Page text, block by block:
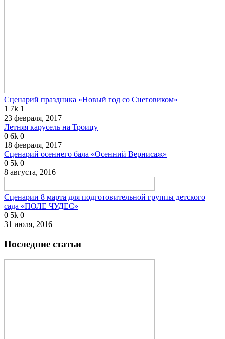
Сценарий праздника «Новый год со Снеговиком»
1 7k 1
23 февраля, 2017
Летняя карусель на Троицу
0 6k 0
18 февраля, 2017
Сценарий осеннего бала «Осенний Вернисаж»
0 5k 0
8 августа, 2016
Сценарии 8 марта для подготовительной группы детского
сада «ПОЛЕ ЧУДЕС»
0 5k 0
31 июля, 2016
Последние статьи